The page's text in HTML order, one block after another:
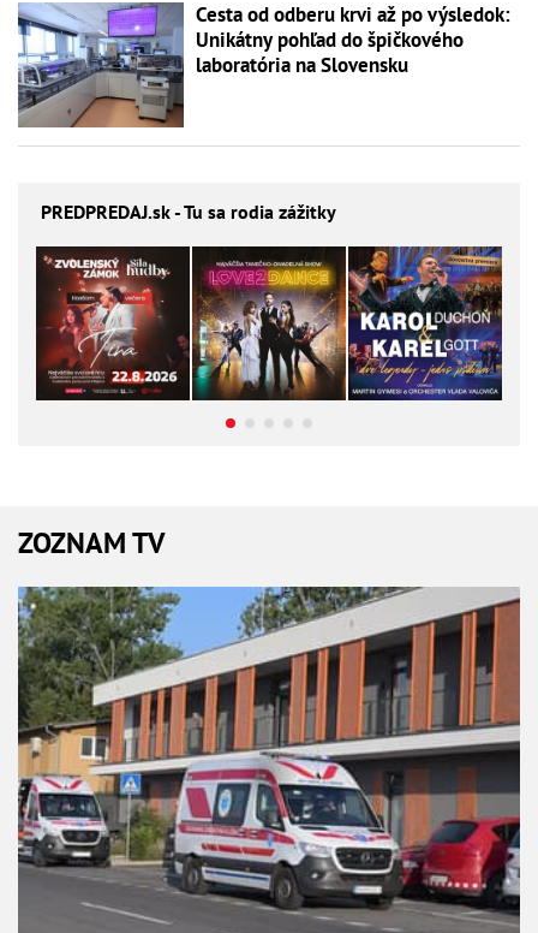
Cesta od odberu krvi až po výsledok:
Unikátny pohľad do špičkového
laboratória na Slovensku
PREDPREDAJ.sk - Tu sa rodia zážitky
ZOZNAM TV